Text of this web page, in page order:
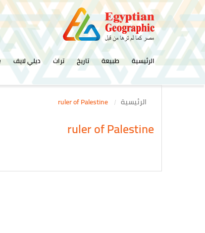
الرئيسية طبيعة تاريخ تراث ديلي لايف
الرئيسية
ruler of Palestine